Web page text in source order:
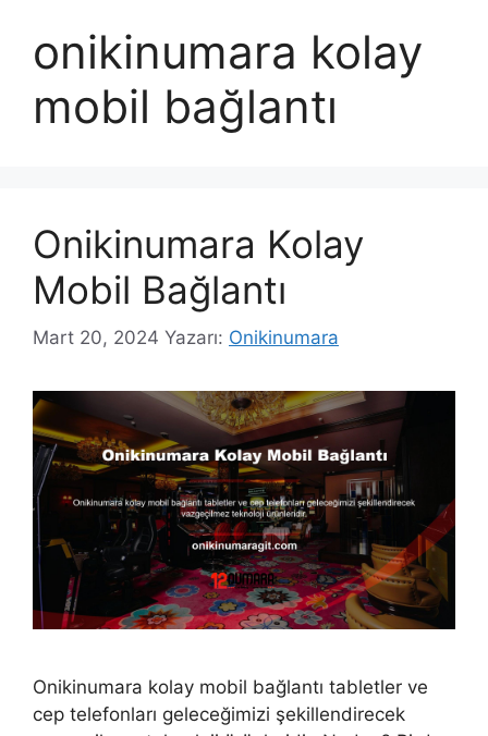
onikinumara kolay
mobil bağlantı
Onikinumara Kolay
Mobil Bağlantı
Mart 20, 2024 Yazarı: Onikinumara
Onikinumara kolay mobil bağlantı tabletler ve
cep telefonları geleceğimizi şekillendirecek